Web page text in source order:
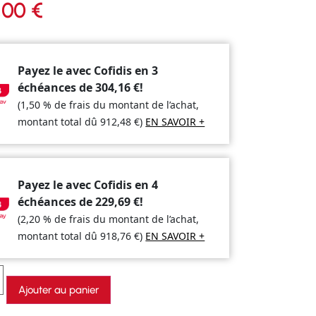
€
Payez le avec Cofidis en 3
échéances de304,16€!
(1,50 % de frais du montant de l’achat,
montant total dû912,48€) EN SAVOIR +
Payez le avec Cofidis en 4
échéances de229,69€!
(2,20 % de frais du montant de l’achat,
montant total dû918,76€) EN SAVOIR +
Ajouter au panier